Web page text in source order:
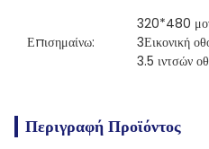
Επισημαίνω:
320*480
3Εικονική
3.5 ιντσών
Περιγραφή Προϊόντος